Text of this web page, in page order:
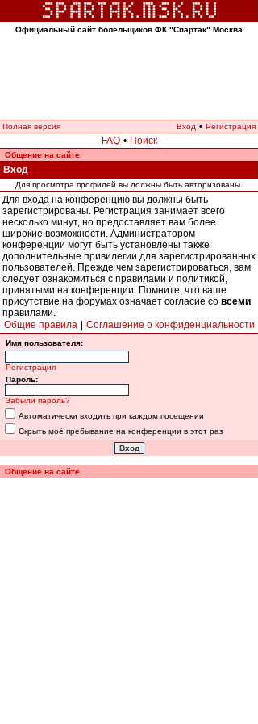
Официальный сайт болельщиков ФК "Спартак" Москва
Полная версия Вход • Регистрация
FAQ • Поиск
Общение на сайте
Вход
Для просмотра профилей вы должны быть авторизованы.
Для входа на конференцию вы должны быть
зарегистрированы. Регистрация занимает всего
несколько минут, но предоставляет вам более
широкие возможности. Администратором
конференции могут быть установлены также
дополнительные привилегии для зарегистрированных
пользователей. Прежде чем зарегистрироваться, вам
следует ознакомиться с правилами и политикой,
принятыми на конференции. Помните, что ваше
присутствие на форумах означает согласие со всеми
правилами.
Общие правила
Соглашение о конфиденциальности
Имя пользователя:
Регистрация
Пароль:
Забыли пароль?
Автоматически входить при каждом посещении
Скрыть моё пребывание на конференции в этот раз
Общение на сайте